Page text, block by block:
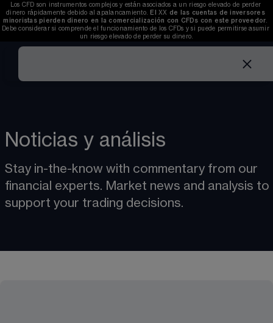
Los CFD son instrumentos complejos y están asociados a un riesgo elevado de perder
dinero rápidamente debido al apalancamiento. El XX de las cuentas de inversores
minoristas pierden dinero en la comercialización con CFDs con este proveedor.
Debe considerar si comprende el funcionamiento de los CFDs y si puede permitirse asumir
un riesgo elevado de perder su dinero.
Noticias y análisis
Stay in-the-know with commentary from our
financial experts. Market news and analysis to
support your trading decisions.